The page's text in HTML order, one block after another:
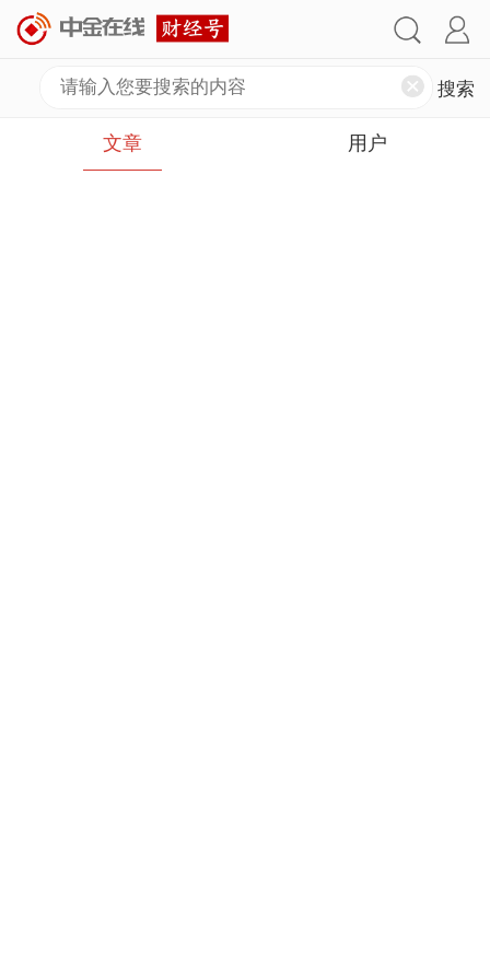
文章 用户